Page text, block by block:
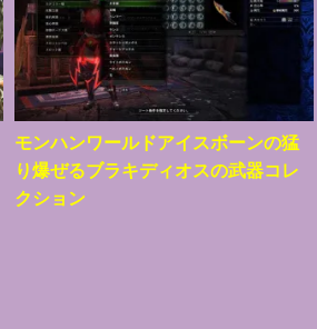
モンハンワールドアイスボーンの猛
り爆ぜるブラキディオスの武器コレ
クション